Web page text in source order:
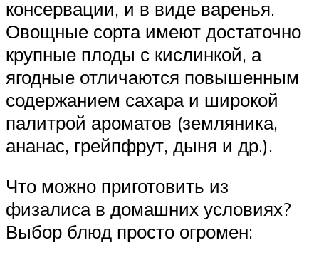
консервации, и в виде варенья.
Овощные сорта имеют достаточно
крупные плоды с кислинкой, а
ягодные отличаются повышенным
содержанием сахара и широкой
палитрой ароматов (земляника,
ананас, грейпфрут, дыня и др.).
Что можно приготовить из
физалиса в домашних условиях?
Выбор блюд просто огромен: